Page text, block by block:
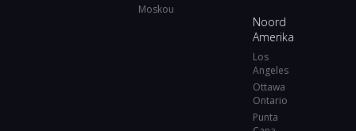
Moskou
Noord
Amerika
Los
Angeles
Ottawa
Ontario
Punta